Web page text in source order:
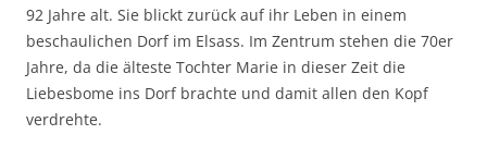
92 Jahre alt. Sie blickt zurück auf ihr Leben in einem
beschaulichen Dorf im Elsass. Im Zentrum stehen die 70er
Jahre, da die älteste Tochter Marie in dieser Zeit die
Liebesbome ins Dorf brachte und damit allen den Kopf
verdrehte.